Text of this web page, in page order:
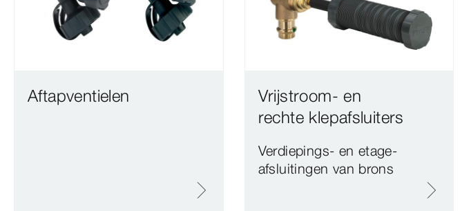
Aftapventielen
Vrijstroom- en
rechte klepafsluiters
Verdiepings- en etage-​
afsluitingen van brons